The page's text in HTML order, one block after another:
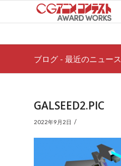
ブログ - 最近のニュース
GALSEED2.PIC
2022年9月2日 /